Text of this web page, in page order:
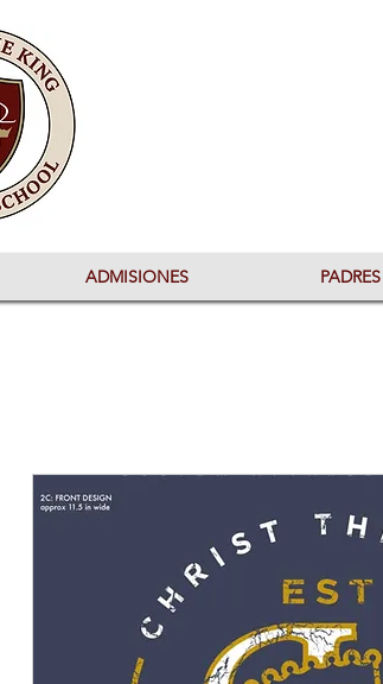
ADMISIONES PADRES